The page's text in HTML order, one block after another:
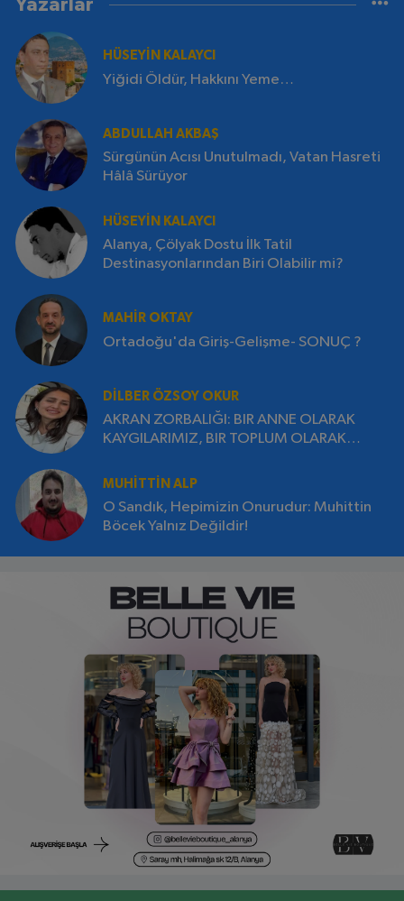
Yazarlar
HÜSEYİN KALAYCI
Yiğidi Öldür, Hakkını Yeme…
ABDULLAH AKBAŞ
Sürgünün Acısı Unutulmadı, Vatan Hasreti
Hâlâ Sürüyor
HÜSEYIN KALAYCI
Alanya, Çölyak Dostu İlk Tatil
Destinasyonlarından Biri Olabilir mi?
MAHIR OKTAY
Ortadoğu'da Giriş-Gelişme- SONUÇ ?
DILBER ÖZSOY OKUR
AKRAN ZORBALIĞI: BIR ANNE OLARAK
KAYGILARIMIZ, BIR TOPLUM OLARAK
MUHITTIN ALP
O Sandık, Hepimizin Onurudur: Muhittin
Böcek Yalnız Değildir!